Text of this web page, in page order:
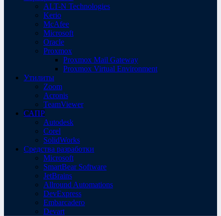
ALT-N Technologies
Kerio
McAfee
Microsoft
Oracle
Proxmox
Proxmox Mail Gateway
Proxmox Virtual Environment
Утилиты
Zoom
Acronis
TeamViewer
САПР
Autodesk
Corel
SolidWorks
Средства разработки
Microsoft
SmartBear Software
JetBrains
Allround Automations
DevExpress
Embarcadero
Devart